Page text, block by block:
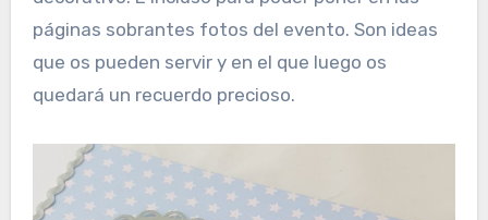
páginas sobrantes fotos del evento. Son ideas
que os pueden servir y en el que luego os
quedará un recuerdo precioso.